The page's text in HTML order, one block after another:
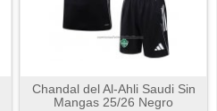
Chandal del Al-Ahli Saudi Sin
Mangas 25/26 Negro